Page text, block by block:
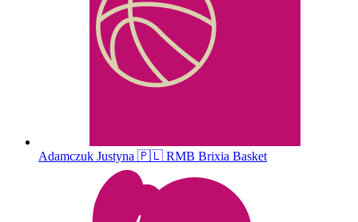
Adamczuk Justyna 🇵🇱 RMB Brixia Basket